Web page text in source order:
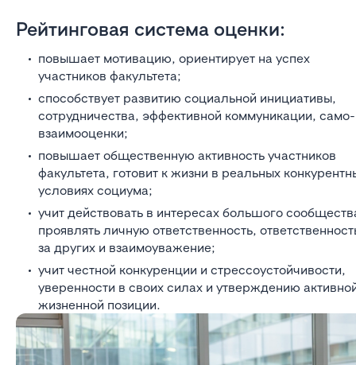
Рейтинговая система оценки:
повышает мотивацию, ориентирует на успех
участников факультета;
способствует развитию социальной инициативы,
сотрудничества, эффективной коммуникации,
взаимооценки;
повышает общественную активность участников
факультета, готовит к жизни в реальных
условиях социума;
учит действовать в интересах большого
проявлять личную ответственность,
за других и взаимоуважение;
учит честной конкуренции и стрессоустойчивости,
уверенности в своих силах и утверждению
жизненной позиции.